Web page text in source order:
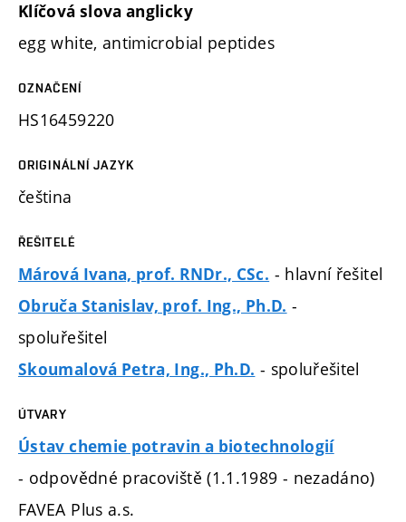
Klíčová slova anglicky
egg white, antimicrobial peptides
OZNAČENÍ
HS16459220
ORIGINÁLNÍ JAZYK
čeština
ŘEŠITELÉ
Márová Ivana, prof. RNDr., CSc. - hlavní řešitel
Obruča Stanislav, prof. Ing., Ph.D. -
spoluřešitel
Skoumalová Petra, Ing., Ph.D. - spoluřešitel
ÚTVARY
Ústav chemie potravin a biotechnologií
- odpovědné pracoviště (1.1.1989 - nezadáno)
FAVEA Plus a.s.